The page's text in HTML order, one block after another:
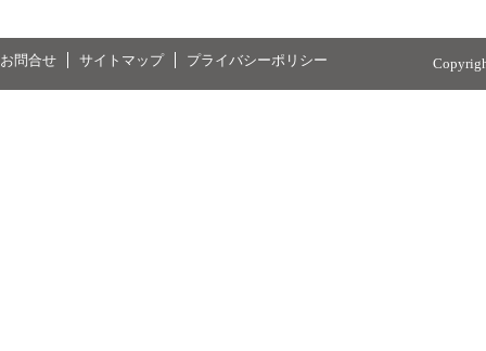
お問合せ サイトマップ プライバシーポリシー